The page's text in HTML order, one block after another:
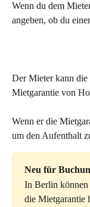
Wenn du dem
angeben, ob du
Der Mieter kann die
Mietgarantie von
Wenn er die
um den Aufenthalt
Neu für
In Berlin
die Mietgarantie